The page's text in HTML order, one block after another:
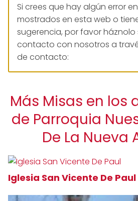
Si crees que hay algún error
mostrados en esta web o
sugerencia, por favor
contacto con nosotros a
de contacto:
Más Misas en los
de Parroquia
De La Nueva
Iglesia San Vicente De Paul